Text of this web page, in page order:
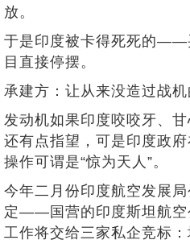
放。
于是印度被卡得死死的——
目直接停摆。
承建方：让从来没造过战
发动机如果印度咬咬牙、
还有点指望，可是印度政
操作可谓是“惊为天人”。
今年二月份印度航空发展
定——国营的印度斯坦航空
工作将交给三家私企竞标